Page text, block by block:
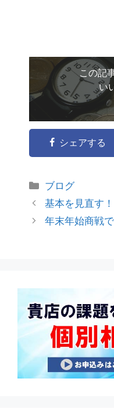
この記
い
シェアする
ブログ
基本を見直す！
年末年始商戦